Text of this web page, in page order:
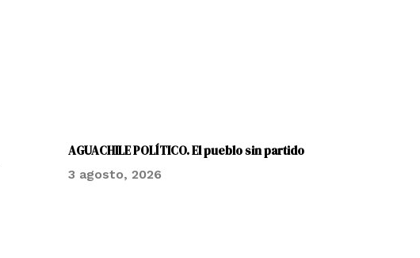
AGUACHILE POLÍTICO. El pueblo sin partido
3 agosto, 2026